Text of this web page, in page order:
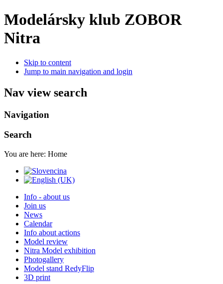
Modelársky klub ZOBOR
Nitra
Skip to content
Jump to main navigation and login
Nav view search
Navigation
Search
You are here: Home
Info - about us
Join us
News
Calendar
Info about actions
Model review
Nitra Model exhibition
Photogallery
Model stand RedyFlip
3D print